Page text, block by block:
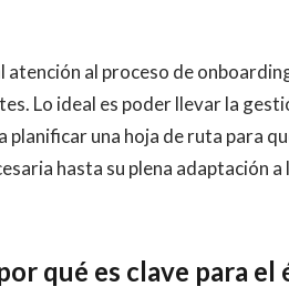
al proceso de
Lo ideal es poder llevar la
planificar una hoja de ruta para
hasta su plena adaptación a
qué es clave para el